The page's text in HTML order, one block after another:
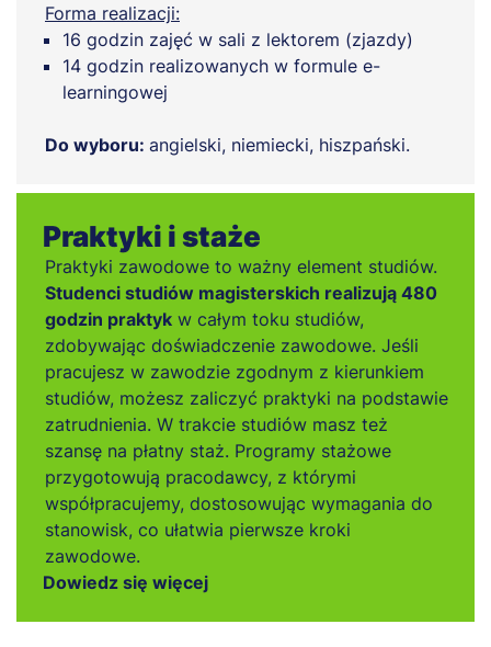
Forma realizacji:
16 godzin zajęć w sali z lektorem (zjazdy)
14 godzin realizowanych w formule e-
learningowej
Do wyboru: angielski, niemiecki, hiszpański.
Praktyki i staże
Praktyki zawodowe to ważny element studiów.
Studenci studiów magisterskich realizują 480
godzin praktyk w całym toku studiów,
zdobywając doświadczenie zawodowe. Jeśli
pracujesz w zawodzie zgodnym z kierunkiem
studiów, możesz zaliczyć praktyki na podstawie
zatrudnienia. W trakcie studiów masz też
szansę na płatny staż. Programy stażowe
przygotowują pracodawcy, z którymi
współpracujemy, dostosowując wymagania do
stanowisk, co ułatwia pierwsze kroki
zawodowe.
Dowiedz się więcej